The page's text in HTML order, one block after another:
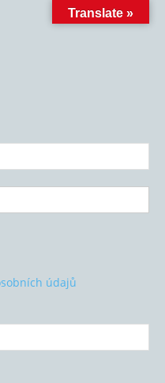
údajů
Translate »